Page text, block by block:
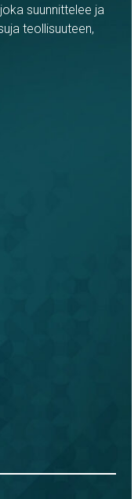
suunnittelee ja
teollisuuteen,